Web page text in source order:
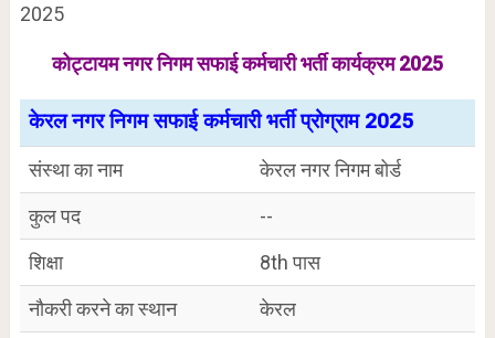
2025
कोट्टायम नगर निगम सफाई कर्मचारी भर्ती कार्यक्रम 2025
केरल नगर निगम सफाई कर्मचारी भर्ती प्रोग्राम 2025
संस्था का नाम
केरल नगर निगम बोर्ड
कुल पद
--
शिक्षा
8th पास
नौकरी करने का स्थान
केरल